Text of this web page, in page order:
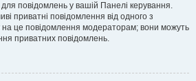
повідомлень у вашій Панелі керування.
приватні повідомлення від одного з
на це повідомлення модераторам; вони можуть
приватних повідомлень.